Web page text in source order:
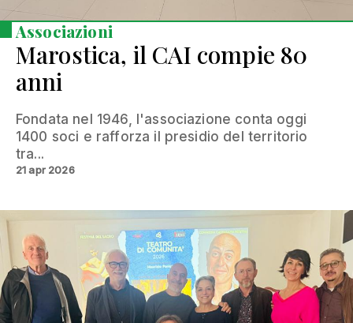
Associazioni
Marostica, il CAI compie 80
anni
Fondata nel 1946, l'associazione conta oggi
1400 soci e rafforza il presidio del territorio
tra...
21 apr 2026